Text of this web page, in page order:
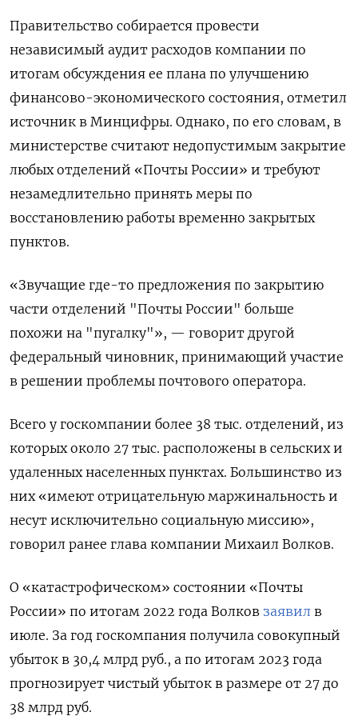
Правительство собирается провести
независимый аудит расходов компании по
итогам обсуждения ее плана по улучшению
финансово-экономического состояния, отметил
источник в Минцифры. Однако, по его словам, в
министерстве считают недопустимым закрытие
любых отделений «Почты России» и требуют
незамедлительно принять меры по
восстановлению работы временно закрытых
пунктов.
«Звучащие где-то предложения по закрытию
части отделений "Почты России" больше
похожи на "пугалку"», — говорит другой
федеральный чиновник, принимающий участие
в решении проблемы почтового оператора.
Всего у госкомпании более 38 тыс. отделений, из
которых около 27 тыс. расположены в сельских и
удаленных населенных пунктах. Большинство из
них «имеют отрицательную маржинальность и
несут исключительно социальную миссию»,
говорил ранее глава компании Михаил Волков.
О «катастрофическом» состоянии «Почты
России» по итогам 2022 года Волков заявил в
июле. За год госкомпания получила совокупный
убыток в 30,4 млрд руб., а по итогам 2023 года
прогнозирует чистый убыток в размере от 27 до
38 млрд руб.